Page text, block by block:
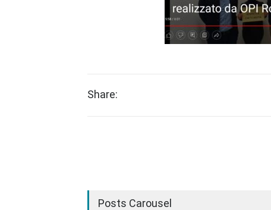
Share:
Posts Carousel